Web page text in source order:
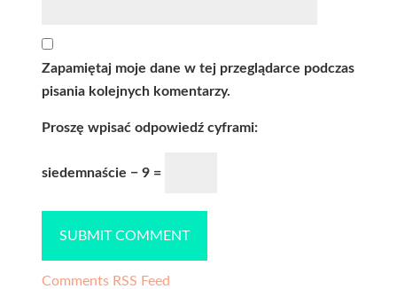
Zapamiętaj moje dane w tej przeglądarce podczas
pisania kolejnych komentarzy.
Proszę wpisać odpowiedź cyframi:
siedemnaście − 9 =
Comments RSS Feed